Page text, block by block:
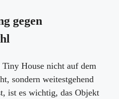
gegen
Tiny House nicht auf dem
sondern weitestgehend
ist es wichtig, das Objekt